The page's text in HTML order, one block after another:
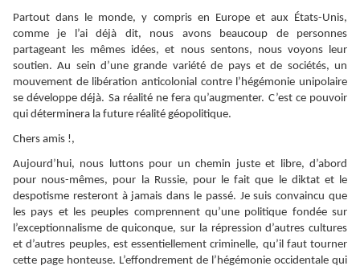
Partout dans le monde, y compris en Europe et aux États-Unis,
comme je l’ai déjà dit, nous avons beaucoup de personnes
partageant les mêmes idées, et nous sentons, nous voyons leur
soutien. Au sein d’une grande variété de pays et de sociétés, un
mouvement de libération anticolonial contre l’hégémonie unipolaire
se développe déjà. Sa réalité ne fera qu’augmenter. C’est ce pouvoir
qui déterminera la future réalité géopolitique.
Chers amis !,
Aujourd’hui, nous luttons pour un chemin juste et libre, d’abord
pour nous-mêmes, pour la Russie, pour le fait que le diktat et le
despotisme resteront à jamais dans le passé. Je suis convaincu que
les pays et les peuples comprennent qu’une politique fondée sur
l’exceptionnalisme de quiconque, sur la répression d’autres cultures
et d’autres peuples, est essentiellement criminelle, qu’il faut tourner
cette page honteuse. L’effondrement de l’hégémonie occidentale qui